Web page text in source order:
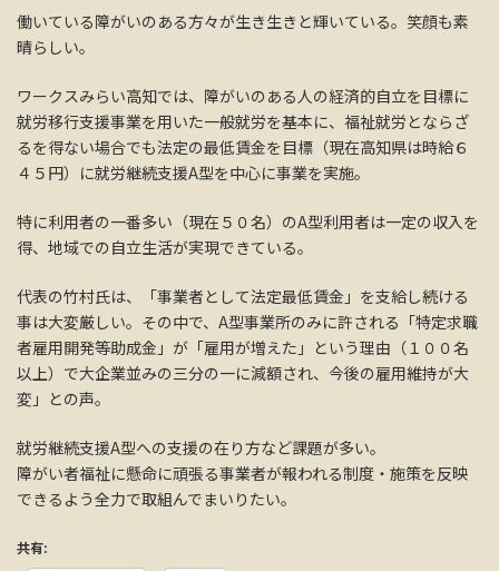
働いている障がいのある方々が生き生きと輝いている。笑顔も素
晴らしい。
ワークスみらい高知では、障がいのある人の経済的自立を目標に
就労移行支援事業を用いた一般就労を基本に、福祉就労とならざ
るを得ない場合でも法定の最低賃金を目標（現在高知県は時給６
４５円）に就労継続支援A型を中心に事業を実施。
特に利用者の一番多い（現在５０名）のA型利用者は一定の収入を
得、地域での自立生活が実現できている。
代表の竹村氏は、「事業者として法定最低賃金」を支給し続ける
事は大変厳しい。その中で、A型事業所のみに許される「特定求職
者雇用開発等助成金」が「雇用が増えた」という理由（１００名
以上）で大企業並みの三分の一に減額され、今後の雇用維持が大
変」との声。
就労継続支援A型への支援の在り方など課題が多い。
障がい者福祉に懸命に頑張る事業者が報われる制度・施策を反映
できるよう全力で取組んでまいりたい。
共有: